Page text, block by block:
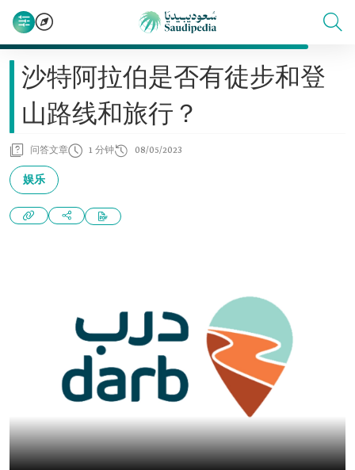
沙特阿拉伯是否有徒步和登
山路线和旅行？
问答文章 1 分钟 08/05/2023
娱乐